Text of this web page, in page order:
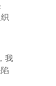
我